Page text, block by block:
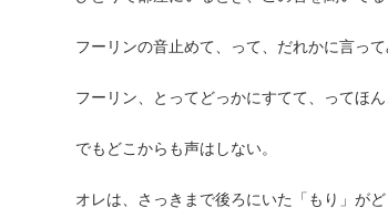
フーリンの音止めて、って、だれかに言って
フーリン、とってどっかにすてて、ってほ
でもどこからも声はしない。
オレは、さっきまで後ろにいた「もり」が